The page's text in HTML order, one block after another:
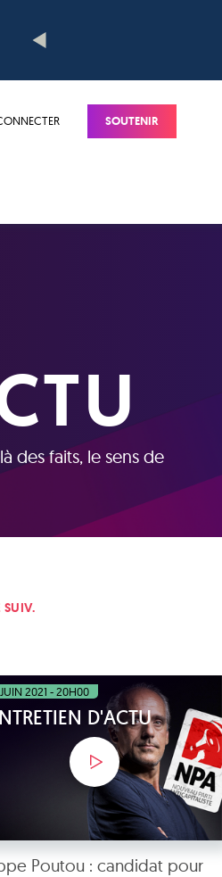
SOUTENIR
des faits, le sens de
SUIV.
2021 - 20H00
D'ACTU
Poutou : candidat pour